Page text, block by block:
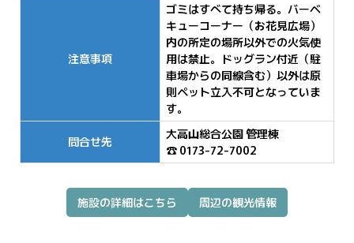
注意事項
ゴミはすべて持ち帰る。バーベ
キューコーナー（お花見広場）
内の所定の場所以外での火気使
用は禁止。ドッグラン付近（駐
車場からの同線含む）以外は原
則ペット立入不可となっていま
す。
問合せ先
大高山総合公園 管理棟
☎ 0173-72-7002
施設の詳細はこちら 周辺の観光情報